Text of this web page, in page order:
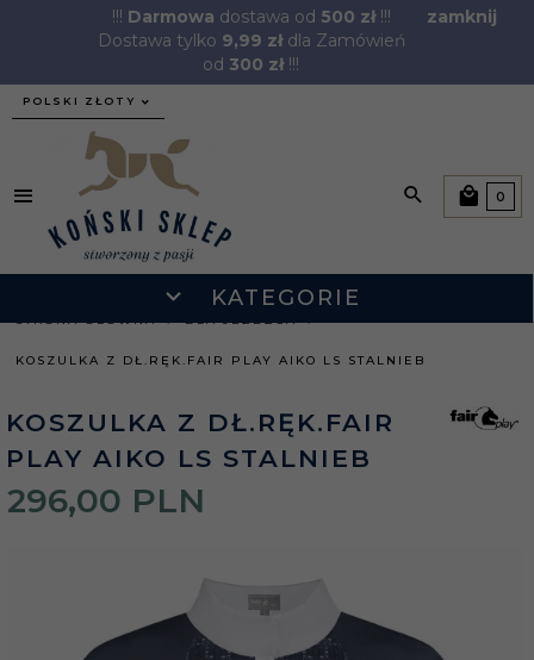
!!! Darmowa dostawa od 500 zł!!!
Dostawa tylko 9,99 złdla Zamówień
od 300 zł!!!
zamknij
currency_h
POLSKI ZŁOTY
KATEGORIE
0
STRONA GŁÓWNA DLA JEŹDŹCA
KOSZULKA Z DŁ.RĘK.FAIR PLAY AIKO LS STALNIEB
KOSZULKA Z DŁ.RĘK.FAIR
PLAY AIKO LS STALNIEB
296,00 PLN